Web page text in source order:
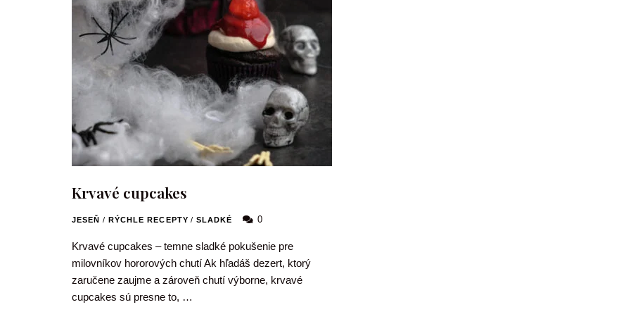
Krvavé cupcakes
JESEŇ / RÝCHLE RECEPTY / SLADKÉ 0
Krvavé cupcakes – temne sladké pokušenie pre
milovníkov hororových chutí Ak hľadáš dezert, ktorý
zaručene zaujme a zároveň chutí výborne, krvavé
cupcakes sú presne to, …